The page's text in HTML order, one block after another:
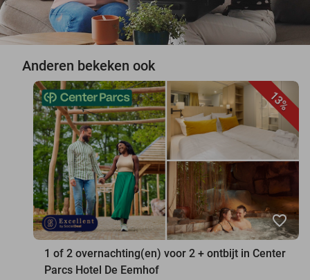
Anderen bekeken ook
13%
favorite_border
1 of 2 overnachting(en) voor 2 + ontbijt in Center
Parcs Hotel De Eemhof